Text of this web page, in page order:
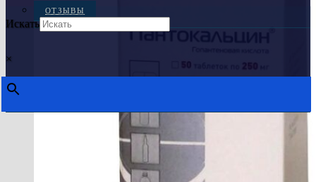
ОТЗЫВЫ
Искать
×